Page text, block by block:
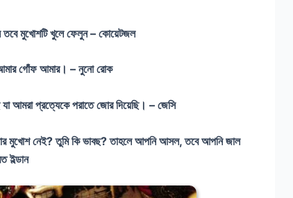
তবে মুখোশটি খুলে ফেলুন – কোয়েটজল
আমার গোঁফ আমার। – নুনো রোক
যা আমরা প্রত্যেকে পরাতে জোর দিয়েছি। – জেসি
মুখোশ নেই? তুমি কি ভাবছ? তাহলে আপনি আসল, তবে আপনি জাল
ইল্ডান